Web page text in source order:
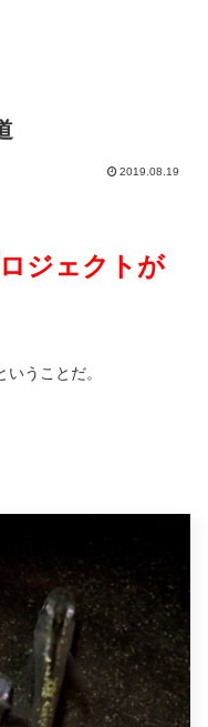
2019.08.19
ジェクトが
うことだ。